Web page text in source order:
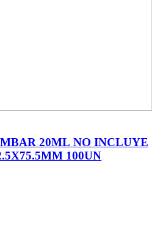
20ML NO INCLUYE
100UN